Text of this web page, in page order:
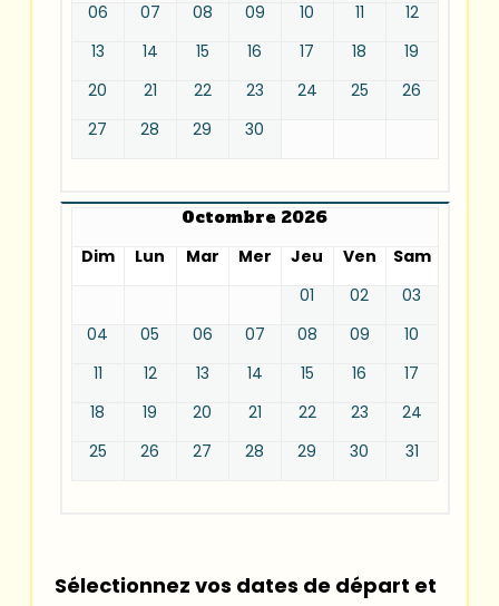
06
07 08 09 10 11
12
13
14 15 16 17 18
19
20
21 22 23 24 25
26
27
28 29 30
Octombre 2026
Dim
Lun Mar Mer Jeu Ven
Sam
01
02
03
04
05 06 07 08 09
10
11
12 13 14 15 16
17
18
19 20 21 22 23
24
25
26 27 28 29 30 31
Sélectionnez vos dates de départ et